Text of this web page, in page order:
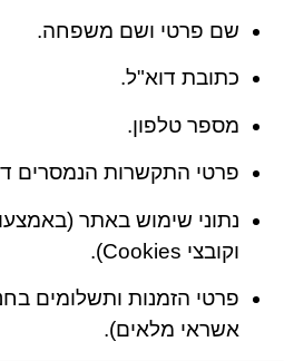
שם פרטי ושם משפחה.
כתובת דוא"ל.
מספר טלפון.
פרטי התקשרות הנמסרים
וקובצי Cookies).
פרטי הזמנות ותשלומים
אשראי מלאים).